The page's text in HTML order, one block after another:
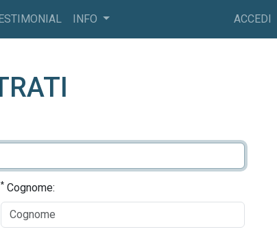
INFO ACCEDI
* Cognome: